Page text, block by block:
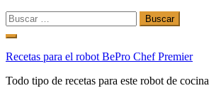
Buscar:
Ir
contenido
Recetas para el robot BePro Chef Premier
Todo tipo de recetas para este robot de cocina